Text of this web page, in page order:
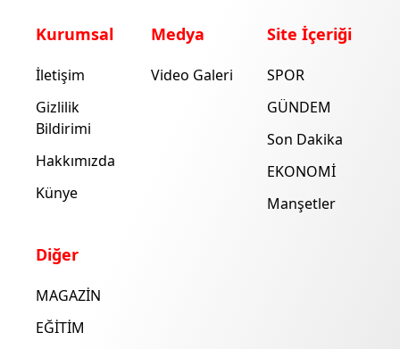
Kurumsal
İletişim
Gizlilik
Bildirimi
Hakkımızda
Künye
Medya
Video Galeri
Site İçeriği
SPOR
GÜNDEM
Son Dakika
EKONOMİ
Manşetler
Diğer
MAGAZİN
EĞİTİM